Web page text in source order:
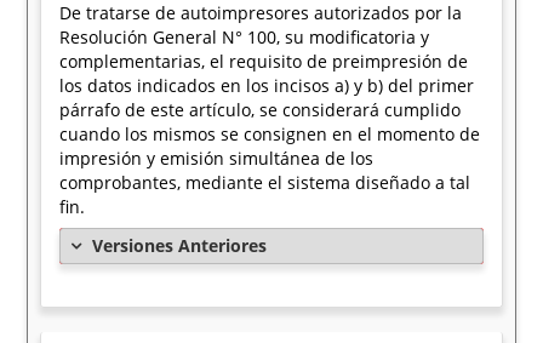
De tratarse de autoimpresores autorizados por la
Resolución General N° 100, su modificatoria y
complementarias, el requisito de preimpresión de
los datos indicados en los incisos a) y b) del primer
párrafo de este artículo, se considerará cumplido
cuando los mismos se consignen en el momento de
impresión y emisión simultánea de los
comprobantes, mediante el sistema diseñado a tal
fin.
Versiones Anteriores